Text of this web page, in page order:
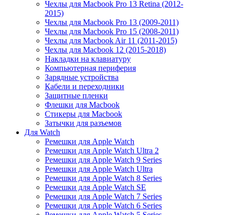
Чехлы для Macbook Pro 13 Retina (2012-
2015)
Чехлы для Macbook Pro 13 (2009-2011)
Чехлы для Macbook Pro 15 (2008-2011)
Чехлы для Macbook Air 11 (2011-2015)
Чехлы для Macbook 12 (2015-2018)
Накладки на клавиатуру
Компьютерная периферия
Зарядные устройства
Кабели и переходники
Защитные пленки
Флешки для Macbook
Стикеры для Macbook
Затычки для разъемов
Для Watch
Ремешки для Apple Watch
Ремешки для Apple Watch Ultra 2
Ремешки для Apple Watch 9 Series
Ремешки для Apple Watch Ultra
Ремешки для Apple Watch 8 Series
Ремешки для Apple Watch SE
Ремешки для Apple Watch 7 Series
Ремешки для Apple Watch 6 Series